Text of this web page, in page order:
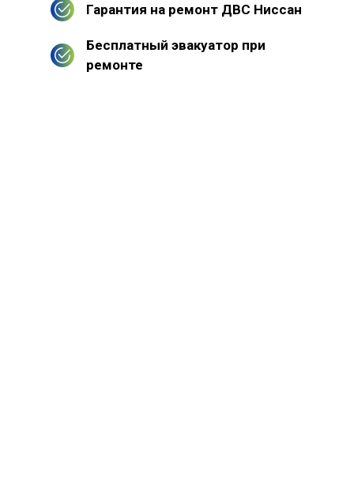
Гарантия на ремонт ДВС Ниссан
Бесплатный эвакуатор при
ремонте